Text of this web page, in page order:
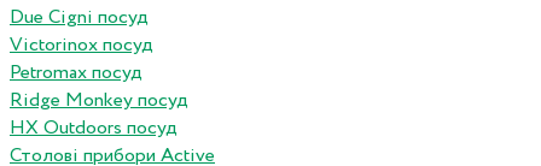
Due Cigni посуд
Victorinox посуд
Petromax посуд
Ridge Monkey посуд
HX Outdoors посуд
Столові прибори Active